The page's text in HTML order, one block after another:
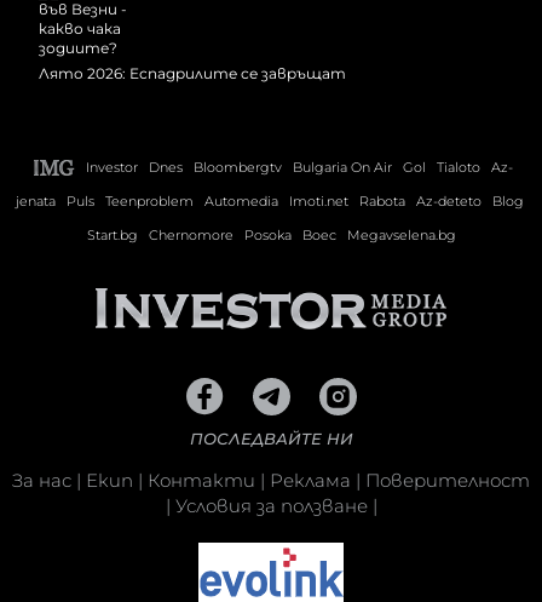
Лято 2026: Еспадрилите се завръщат
Investor Dnes Bloombergtv Bulgaria On Air Gol Tialoto
Az-
jenata
Puls Teenproblem Automedia Imoti.net Rabota Az-deteto
Blog
Start.bg
Chernomore Posoka Boec Megavselena.bg
ПОСЛЕДВАЙТЕ НИ
За нас | Екип | Контакти | Реклама | Поверителност
| Условия за ползване|